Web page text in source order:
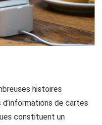
histoires
de cartes
constituent un